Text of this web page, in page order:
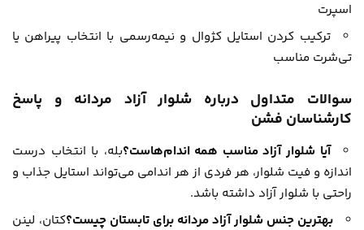
اسپرت
ترکیب کردن استایل کژوال و نیمه‌رسمی با انتخاب پیراهن یا
تی‌شرت مناسب
سوالات متداول درباره شلوار آزاد مردانه و پاسخ
کارشناسان فشن
آیا شلوار آزاد مناسب همه اندام‌هاست؟بله، با انتخاب درست
اندازه و فیت شلوار، هر فردی از هر اندامی می‌تواند استایل جذاب و
راحتی با شلوار آزاد داشته باشد.
بهترین جنس شلوار آزاد مردانه برای تابستان چیست؟کتان، لینن